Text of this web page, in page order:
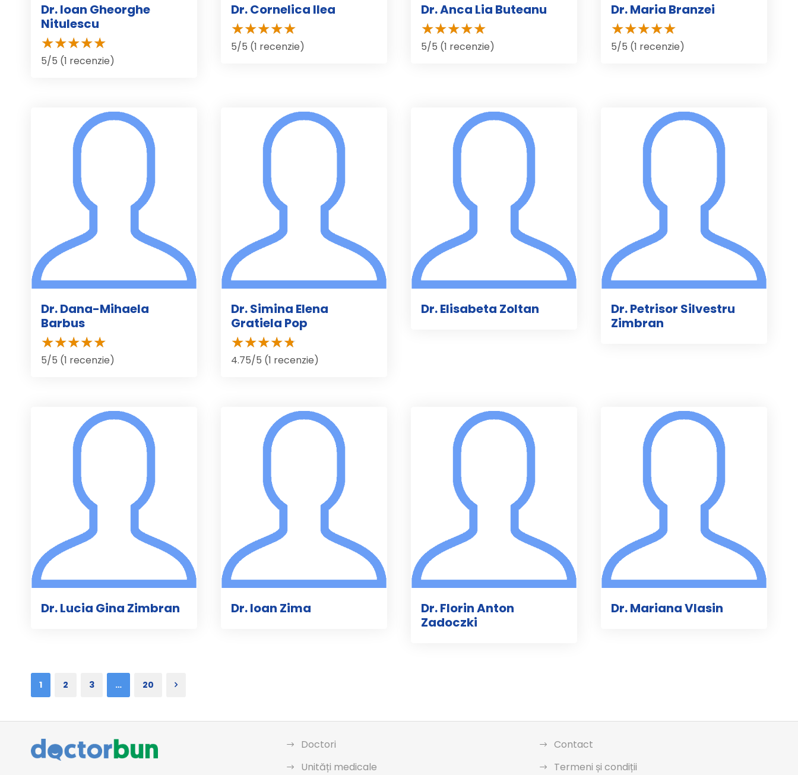
Dr. Ioan Gheorghe
Nitulescu
5/5 (1 recenzie)
Dr. Cornelica Ilea
5/5 (1 recenzie)
Dr. Anca Lia Buteanu
5/5 (1 recenzie)
Dr. Maria Branzei
5/5 (1 recenzie)
Dr. Dana-Mihaela
Barbus
5/5 (1 recenzie)
Dr. Simina Elena
Gratiela Pop
4.75/5 (1 recenzie)
Dr. Elisabeta Zoltan
Dr. Petrisor Silvestru
Zimbran
Dr. Lucia Gina Zimbran Dr. Ioan Zima
Dr. Florin Anton
Zadoczki
Dr. Mariana Vlasin
1 2 3 … 20
Doctori
Unități medicale
Contact
Termeni și condiții